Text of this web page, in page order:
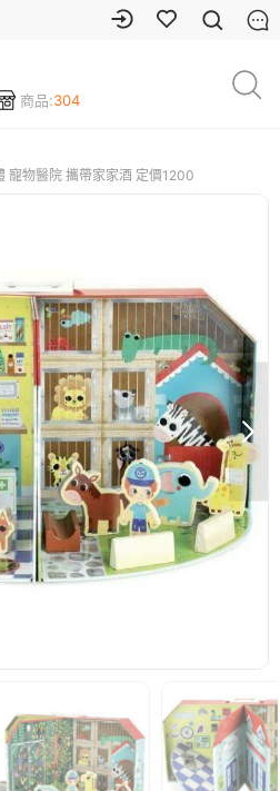
商品:304
寵物醫院 攜帶家家酒 定價1200